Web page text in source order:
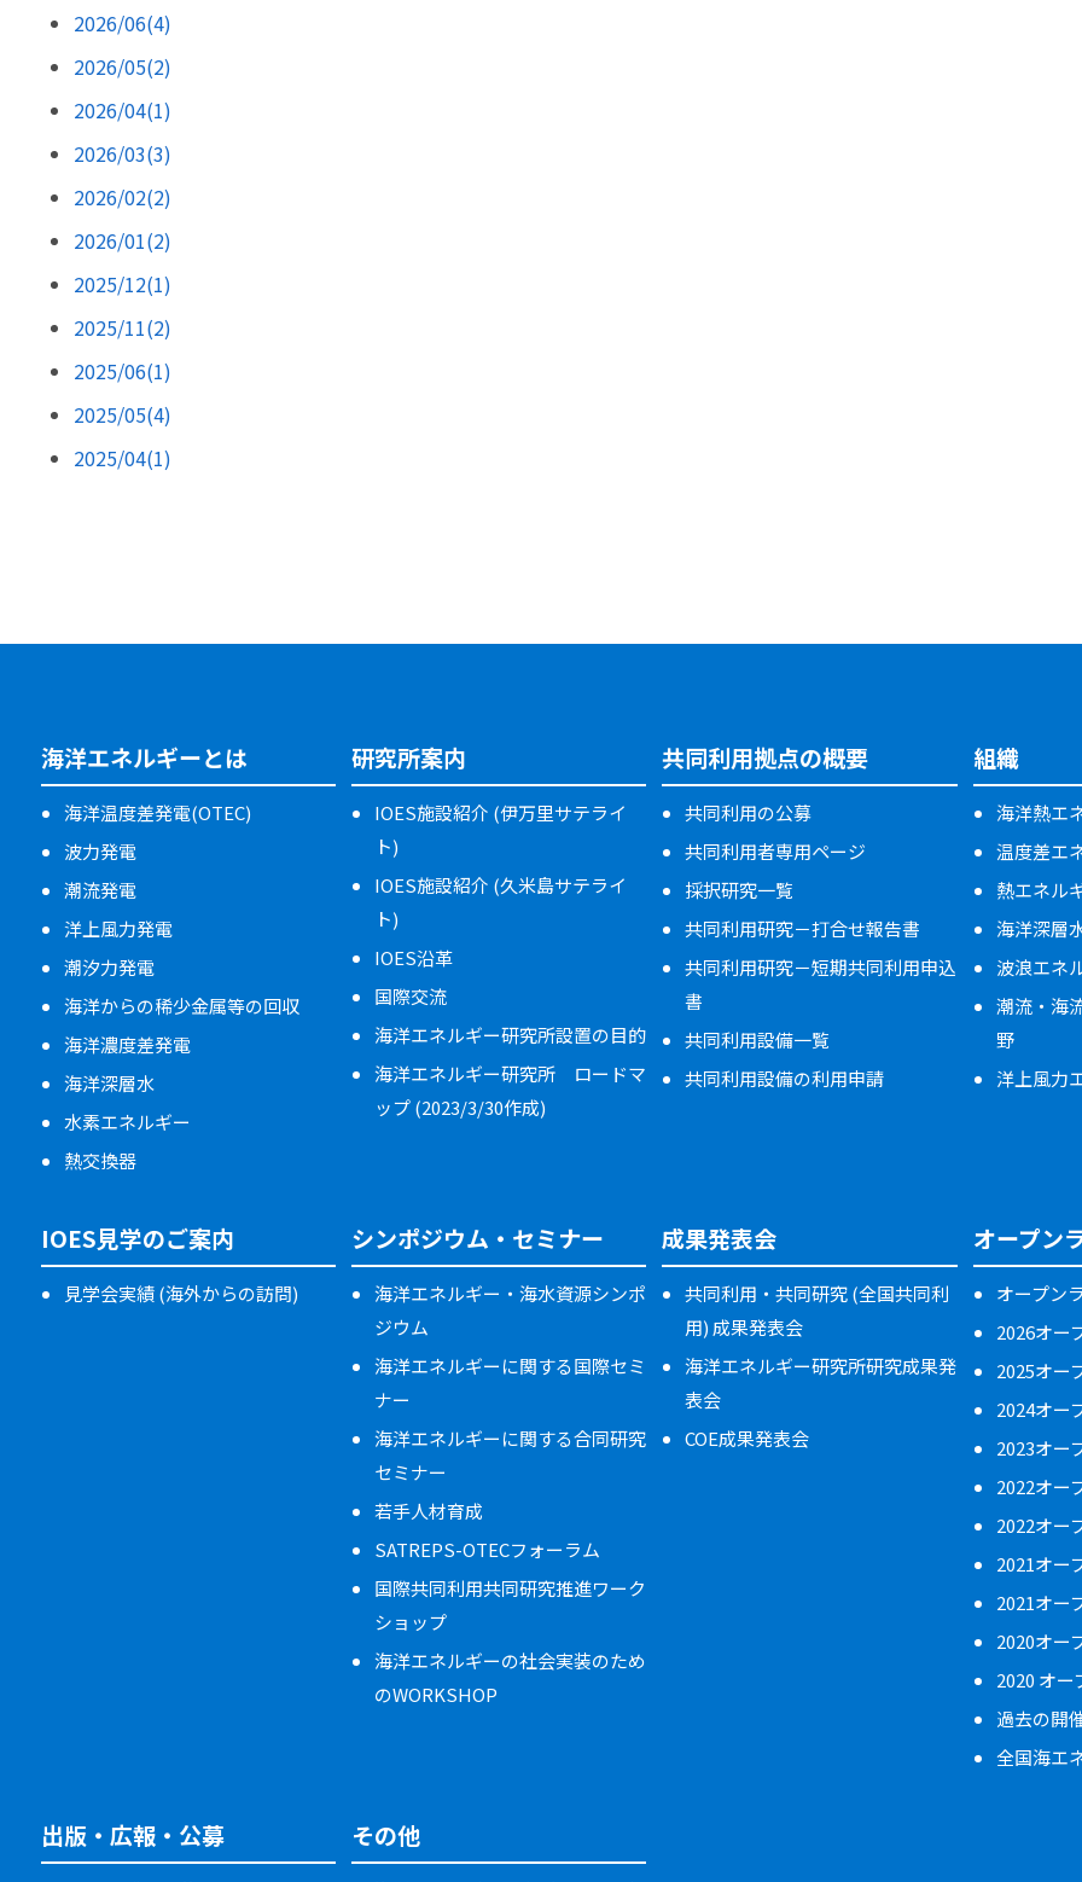
2026/06(4)
2026/05(2)
2026/04(1)
2026/03(3)
2026/02(2)
2026/01(2)
2025/12(1)
2025/11(2)
2025/06(1)
2025/05(4)
2025/04(1)
海洋エネルギーとは
海洋温度差発電(OTEC)
波力発電
潮流発電
洋上風力発電
潮汐力発電
海洋からの稀少金属等の回収
海洋濃度差発電
海洋深層水
水素エネルギー
熱交換器
研究所案内
IOES施設紹介 (伊万里サテライ
ト)
IOES施設紹介 (久米島サテライ
ト)
IOES沿革
国際交流
海洋エネルギー研究所設置の目的
海洋エネルギー研究所 ロードマ
ップ (2023/3/30作成)
共同利用拠点の概要
共同利用の公募
共同利用者専用ページ
採択研究一覧
共同利用研究－打合せ報告書
共同利用研究－短期共同利用申込
書
共同利用設備一覧
共同利用設備の利用申請
組織
海洋熱エ
温度差エ
熱エネル
海洋深層
波浪エネ
潮流・海
野
洋上風力
IOES見学のご案内
見学会実績 (海外からの訪問)
シンポジウム・セミナー
海洋エネルギー・海水資源シンポ
ジウム
海洋エネルギーに関する国際セミ
ナー
海洋エネルギーに関する合同研究
セミナー
若手人材育成
SATREPS-OTECフォーラム
国際共同利用共同研究推進ワーク
ショップ
海洋エネルギーの社会実装のため
のWORKSHOP
成果発表会
共同利用・共同研究 (全国共同利
用) 成果発表会
海洋エネルギー研究所研究成果発
表会
COE成果発表会
オープン
オープン
2026オー
2025オー
2024オー
2023オー
2022オ
2022オー
2021オ
2021オー
2020オ
2020 オー
過去の開
全国海エ
出版・広報・公募 その他